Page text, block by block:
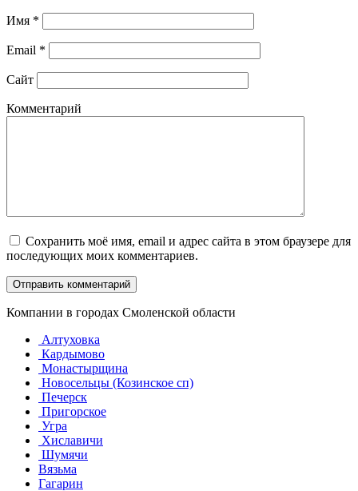
Имя *
Email *
Сайт
Комментарий
Сохранить моё имя, email и адрес сайта в этом браузере для
последующих моих комментариев.
Компании в городах Смоленской области
Алтуховка
Кардымово
Монастырщина
Новосельцы (Козинское сп)
Печерск
Пригорское
Угра
Хиславичи
Шумячи
Вязьма
Гагарин